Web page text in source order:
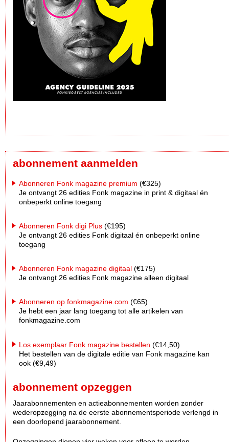
abonnement aanmelden
Abonneren Fonk magazine premium (€325)
Je ontvangt 26 edities Fonk magazine in print & digitaal én
onbeperkt online toegang
Abonneren Fonk digi Plus (€195)
Je ontvangt 26 edities Fonk digitaal én onbeperkt online
toegang
Abonneren Fonk magazine digitaal (€175)
Je ontvangt 26 edities Fonk magazine alleen digitaal
Abonneren op fonkmagazine.com (€65)
Je hebt een jaar lang toegang tot alle artikelen van
fonkmagazine.com
Los exemplaar Fonk magazine bestellen (€14,50)
Het bestellen van de digitale editie van Fonk magazine kan
ook (€9,49)
abonnement opzeggen
Jaarabonnementen en actieabonnementen worden zonder
wederopzegging na de eerste abonnementsperiode verlengd in
een doorlopend jaarabonnement.